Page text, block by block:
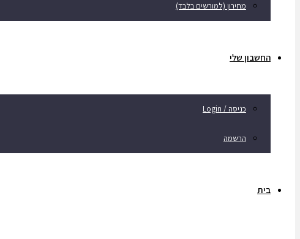
מחירון (למורשים בלבד)
החשבון שלי
כניסה / Login
הרשמה
בית